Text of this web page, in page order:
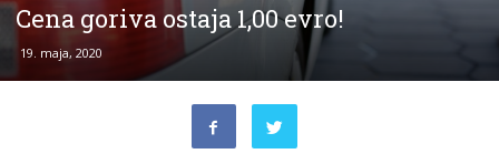
Cena goriva ostaja 1,00 evro!
19. maja, 2020